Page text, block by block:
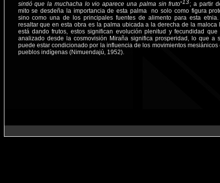
sintió que la muchacha lo vio aparece una palma sin fruto”
; a partir
mito se desdeña la importancia de esta palma no solo como figura
sino como una de los principales fuentes de alimento para esta etnia.
resaltar que en esta obra es la palma ubicada a la derecha de la maloca
está dando frutos, estos significan evolución plenitud y fecundidad que
analizado desde la cosmovisión Miraña significa prosperidad, lo que a
puede estar condicionado por la influencia de los movimientos mesiánicos
pueblos indígenas (Nimuendajú, 1952).